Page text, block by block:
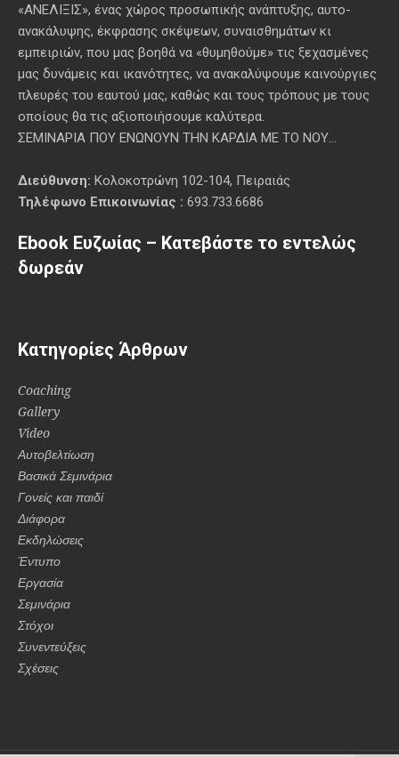
«ΑΝΕΛΙΞΙΣ», ένας χώρος προσωπικής ανάπτυξης, αυτo-
ανακάλυψης, έκφρασης σκέψεων, συναισθημάτων κι
εμπειριών, που μας βοηθά να «θυμηθούμε» τις ξεχασμένες
μας δυνάμεις και ικανότητες, να ανακαλύψουμε καινούργιες
πλευρές του εαυτού μας, καθώς και τους τρόπους με τους
οποίους θα τις αξιοποιήσουμε καλύτερα.
ΣΕΜΙΝΑΡΙΑ ΠΟΥ ΕΝΩΝΟΥΝ ΤΗΝ ΚΑΡΔΙΑ ΜΕ ΤΟ ΝΟΥ...
Διεύθυνση:Κολοκοτρώνη 102-104, Πειραιάς
Τηλέφωνο Επικοινωνίας : 693.733.6686
Ebook Ευζωίας – Κατεβάστε το εντελώς
δωρεάν
Κατηγορίες Άρθρων
Coaching
Gallery
Video
Αυτοβελτίωση
Βασικά Σεμινάρια
Γονείς και παιδί
Διάφορα
Εκδηλώσεις
Έντυπο
Εργασία
Σεμινάρια
Στόχοι
Συνεντεύξεις
Σχέσεις